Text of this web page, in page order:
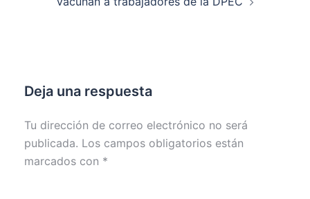
Deja una respuesta
Tu dirección de correo electrónico no será
publicada. Los campos obligatorios están
marcados con *